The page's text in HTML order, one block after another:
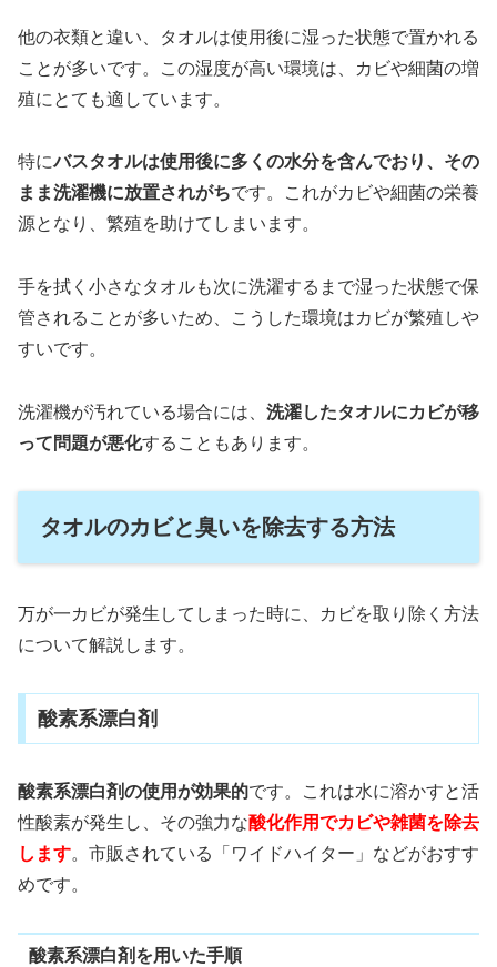
他の衣類と違い、タオルは使用後に湿った状態で置かれる
ことが多いです。この湿度が高い環境は、カビや細菌の増
殖にとても適しています。
特にバスタオルは使用後に多くの水分を含んでおり、その
まま洗濯機に放置されがちです。これがカビや細菌の栄養
源となり、繁殖を助けてしまいます。
手を拭く小さなタオルも次に洗濯するまで湿った状態で保
管されることが多いため、こうした環境はカビが繁殖しや
すいです。
洗濯機が汚れている場合には、 洗濯したタオルにカビが移
って問題が悪化することもあります。
タオルのカビと臭いを除去する方法
万が一カビが発生してしまった時に、カビを取り除く方法
について解説します。
酸素系漂白剤
酸素系漂白剤の使用が効果的です。これは水に溶かすと活
性酸素が発生し、その強力な酸化作用でカビや雑菌を除去
します。市販されている「ワイドハイター」などがおすす
めです。
酸素系漂白剤を用いた手順